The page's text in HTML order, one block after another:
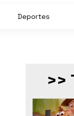
Deportes
>>